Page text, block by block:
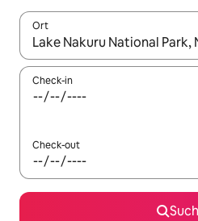
Ort
Wenn Ergebnisse verfügbar
Check-in
Check-out